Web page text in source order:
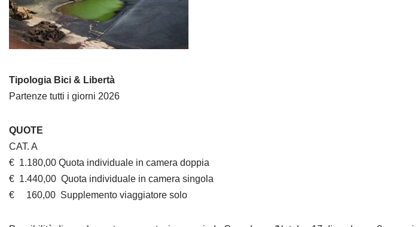
Tipologia Bici & Libertà
Partenze tutti i giorni 2026
QUOTE
CAT. A
€ 1.180,00 Quota individuale in camera doppia
€ 1.440,00 Quota individuale in camera singola
€ 160,00 Supplemento viaggiatore solo